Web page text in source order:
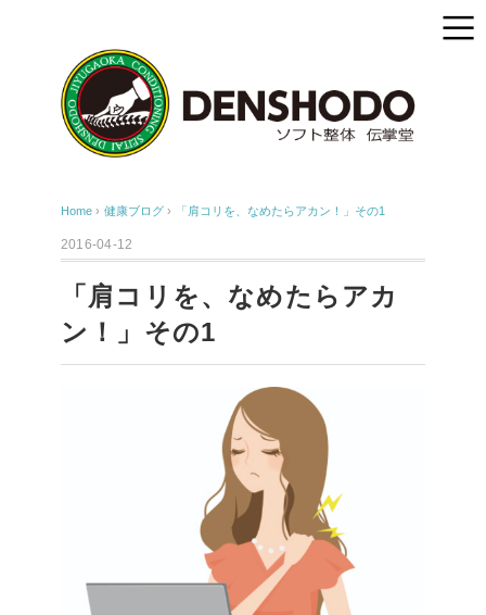
Home › 健康ブログ › 「肩コリを、なめたらアカン！」その1
2016-04-12
「肩コリを、なめたらアカ
ン！」その1